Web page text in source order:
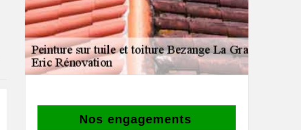
Nos engagements